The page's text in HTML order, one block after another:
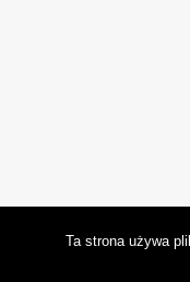
Ta strona używa